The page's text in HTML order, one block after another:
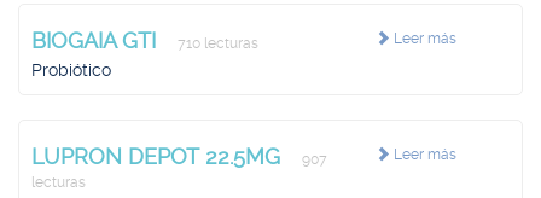
Leer más
BIOGAIA GTI 710 lecturas
Probiótico
Leer más
LUPRON DEPOT 22.5MG
907
lecturas